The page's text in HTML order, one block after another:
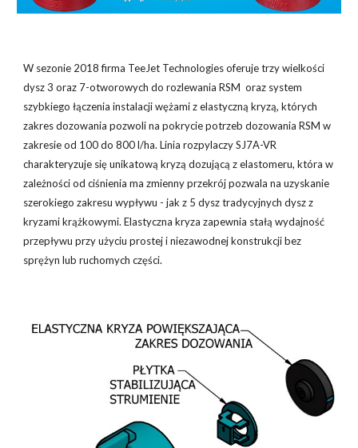
W sezonie 2018 firma TeeJet Technologies oferuje trzy wielkości
dysz 3 oraz 7-otworowych do rozlewania RSM oraz system
szybkiego łączenia instalacji wężami z elastyczną kryzą, których
zakres dozowania pozwoli na pokrycie potrzeb dozowania RSM w
zakresie od 100 do 800 l/ha. Linia rozpylaczy SJ7A-VR
charakteryzuje się unikatową kryzą dozującą z elastomeru, która w
zależności od ciśnienia ma zmienny przekrój pozwala na uzyskanie
szerokiego zakresu wypływu - jak z 5 dysz tradycyjnych dysz z
kryzami krążkowymi. Elastyczna kryza zapewnia stałą wydajność
przepływu przy użyciu prostej i niezawodnej konstrukcji bez
sprężyn lub ruchomych części.